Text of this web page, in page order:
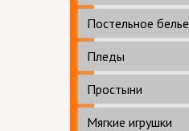
Постельное белье
Пледы
Простыни
Мягкие игрушки